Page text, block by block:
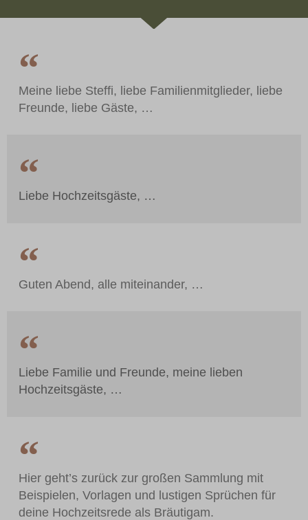
Meine liebe Steffi, liebe Familienmitglieder, liebe
Freunde, liebe Gäste, …
Liebe Hochzeitsgäste, …
Guten Abend, alle miteinander, …
Liebe Familie und Freunde, meine lieben
Hochzeitsgäste, …
Hier geht’s zurück zur großen Sammlung mit
Beispielen, Vorlagen und lustigen Sprüchen für
deine Hochzeitsrede als Bräutigam.